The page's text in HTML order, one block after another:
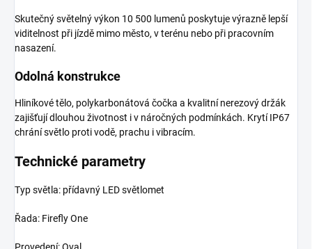
Skutečný světelný výkon 10 500 lumenů poskytuje výrazně lepší
viditelnost při jízdě mimo město, v terénu nebo při pracovním
nasazení.
Odolná konstrukce
Hliníkové tělo, polykarbonátová čočka a kvalitní nerezový držák
zajišťují dlouhou životnost i v náročných podmínkách. Krytí IP67
chrání světlo proti vodě, prachu i vibracím.
Technické parametry
Typ světla: přídavný LED světlomet
Řada: Firefly One
Provedení: Oval